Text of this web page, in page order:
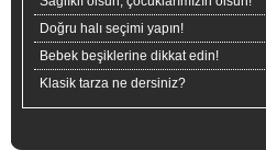
Doğru halı seçimi yapın!
Bebek beşiklerine dikkat edin!
Klasik tarza ne dersiniz?